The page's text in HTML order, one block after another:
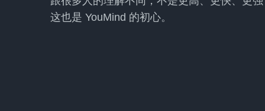
这也是 YouMind 的初心。